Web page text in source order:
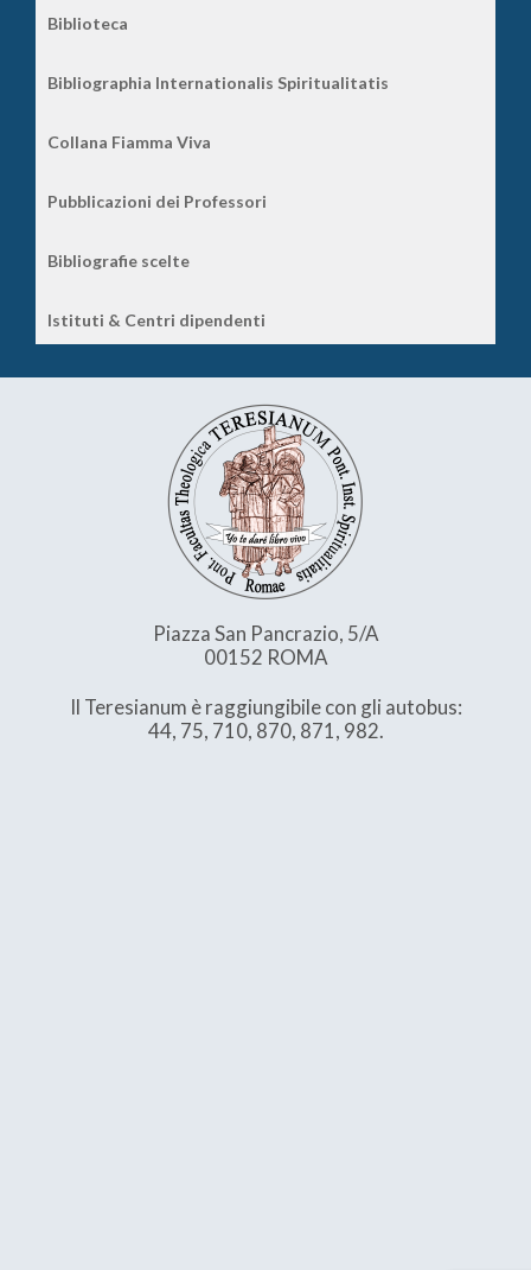
Biblioteca
Bibliographia Internationalis Spiritualitatis
Collana Fiamma Viva
Pubblicazioni dei Professori
Bibliografie scelte
Istituti & Centri dipendenti
Piazza San Pancrazio, 5/A
00152 ROMA
Il Teresianum è raggiungibile con gli autobus:
44, 75, 710, 870, 871, 982.